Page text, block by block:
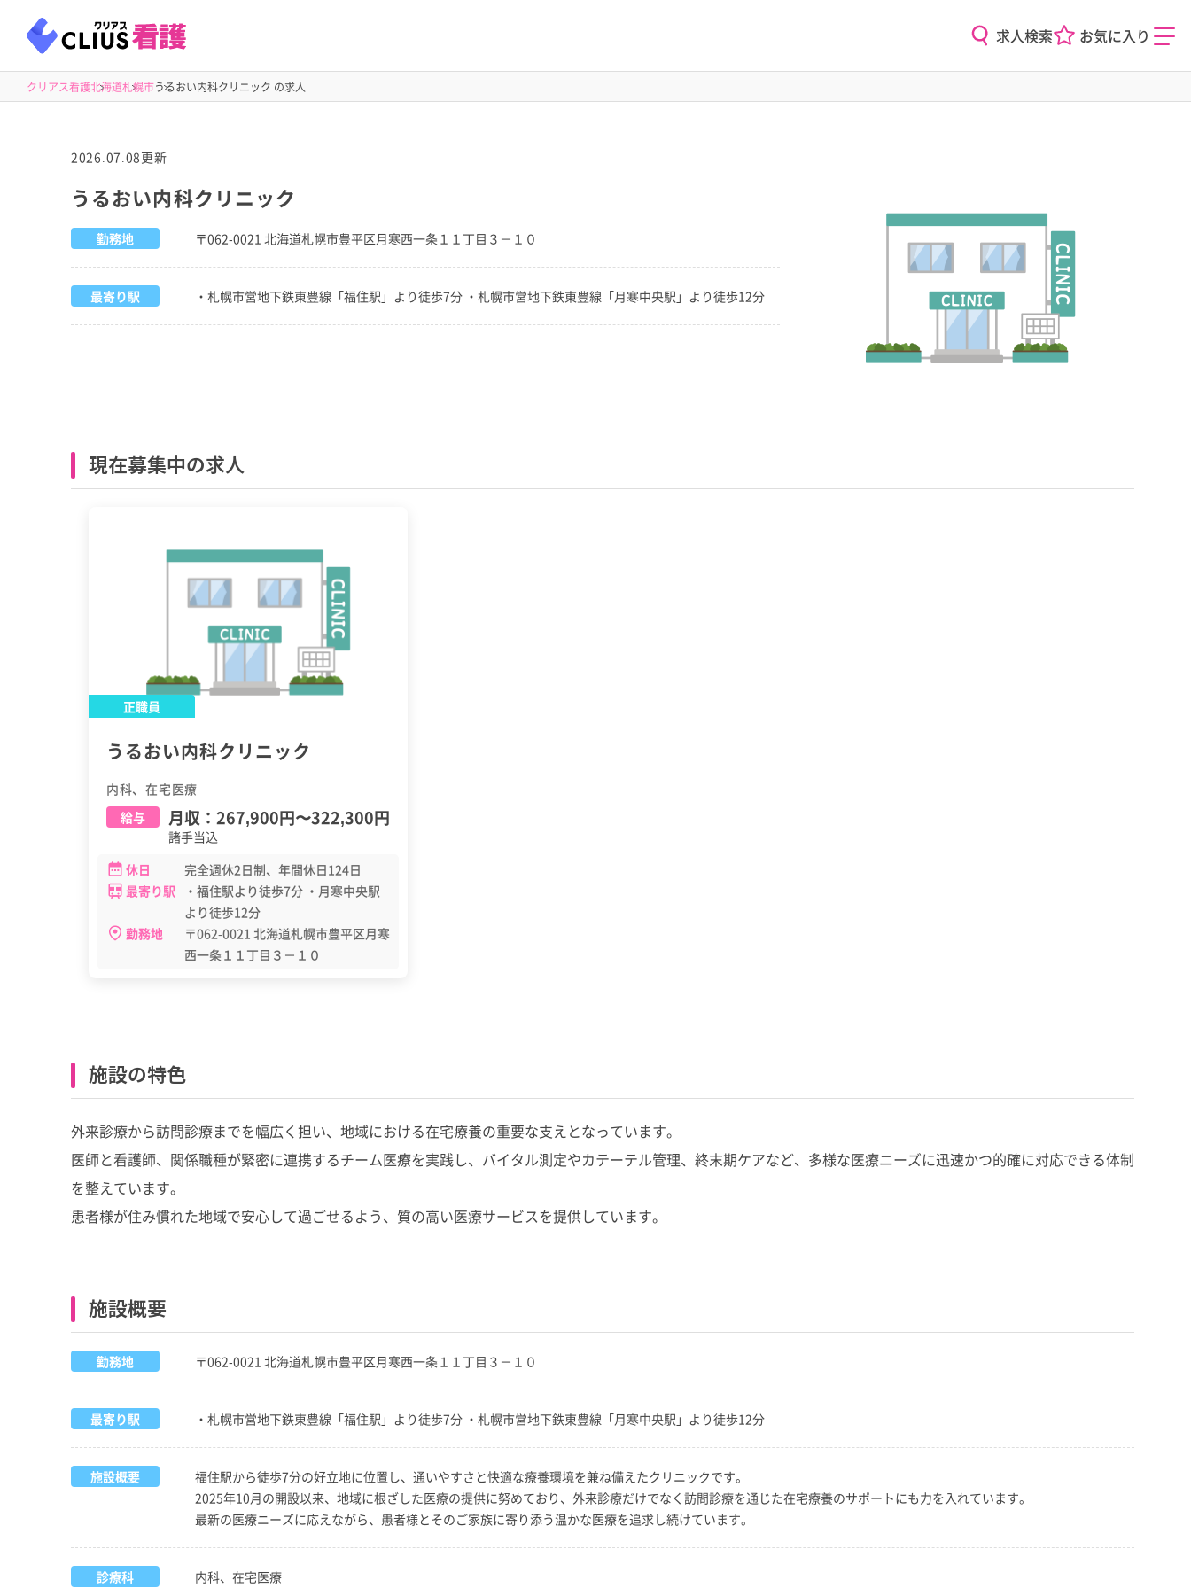
求人検索 お気に入り
クリアス看護北海道札幌市うるおい内科クリニック の求人
2026.07.08更新
うるおい内科クリニック
勤務地 〒062-0021 北海道札幌市豊平区月寒西一条１１丁目３－１０
最寄り駅 ・札幌市営地下鉄東豊線「福住駅」より徒歩7分 ・札幌市営地下鉄東豊線「月寒中央駅」より徒歩12分
現在募集中の求人
正職員
うるおい内科クリニック
内科、在宅医療
給与
月収： 267,900円〜322,300円
諸手当込
休日
完全週休2日制、年間休日124日
最寄り駅
・福住駅より徒歩7分 ・月寒中央駅
より徒歩12分
勤務地
〒062-0021 北海道札幌市豊平区月寒
西一条１１丁目３－１０
施設の特色
外来診療から訪問診療までを幅広く担い、地域における在宅療養の重要な支えとなっています。
医師と看護師、関係職種が緊密に連携するチーム医療を実践し、バイタル測定やカテーテル管理、終末期ケアなど、多様な医療ニーズに迅速かつ的確に対応できる体制
を整えています。
患者様が住み慣れた地域で安心して過ごせるよう、質の高い医療サービスを提供しています。
施設概要
勤務地 〒062-0021 北海道札幌市豊平区月寒西一条１１丁目３－１０
最寄り駅 ・札幌市営地下鉄東豊線「福住駅」より徒歩7分 ・札幌市営地下鉄東豊線「月寒中央駅」より徒歩12分
施設概要
福住駅から徒歩7分の好立地に位置し、通いやすさと快適な療養環境を兼ね備えたクリニックです。
2025年10月の開設以来、地域に根ざした医療の提供に努めており、外来診療だけでなく訪問診療を通じた在宅療養のサポートにも力を入れています。
最新の医療ニーズに応えながら、患者様とそのご家族に寄り添う温かな医療を追求し続けています。
診療科 内科、在宅医療